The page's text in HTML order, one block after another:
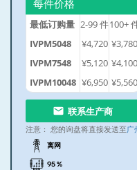
每件价格
最低订购量 2-99件100+
IVPM5048
¥4,720 ¥3,780
IVPM7548
¥5,120 ¥4,100
IVPM10048 ¥6,950 ¥5,560
联系生产商
注意： 您的询盘将直接发送至广
离网
95 %